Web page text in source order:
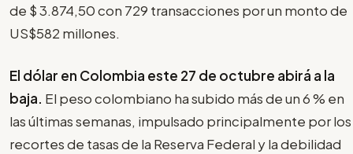
de $ 3.874,50 con 729 transacciones por un monto de
US$582 millones.
El dólar en Colombia este 27 de octubre abirá a la
baja. El peso colombiano ha subido más de un 6 % en
las últimas semanas, impulsado principalmente por los
recortes de tasas de la Reserva Federal y la debilidad